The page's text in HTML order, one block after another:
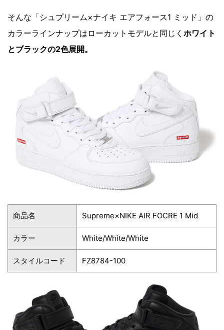
そんな「シュプリーム×ナイキ エアフォース1 ミッド」の
カラーラインナップはローカットモデルと同じく ホワイト
とブラックの2色展開。
商品名 Supreme×NIKE AIR FOCRE 1 Mid
カラー White/White/White
スタイルコード FZ8784-100